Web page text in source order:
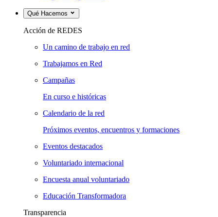
Qué Hacemos
Acción de REDES
Un camino de trabajo en red
Trabajamos en Red
Campañas
En curso e históricas
Calendario de la red
Próximos eventos, encuentros y formaciones
Eventos destacados
Voluntariado internacional
Encuesta anual voluntariado
Educación Transformadora
Transparencia